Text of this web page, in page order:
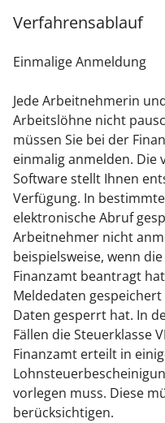
Verfahrensablauf
Einmalige Anmeldung
Jede Arbeitnehmerin
Arbeitslöhne nicht
müssen Sie bei der
einmalig anmelden. Die
Software stellt Ihnen
Verfügung. In
elektronische Abruf
Arbeitnehmer nicht
beispielsweise, wenn
Finanzamt beantragt
Meldedaten
Daten gesperrt hat. In
Fällen die Steuerklasse
Finanzamt erteilt in
vorlegen muss. Diese
berücksichtigen.